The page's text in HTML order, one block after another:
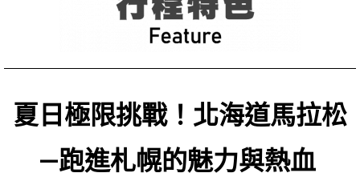
夏日極限挑戰！北海道馬拉松
—跑進札幌的魅力與熱血